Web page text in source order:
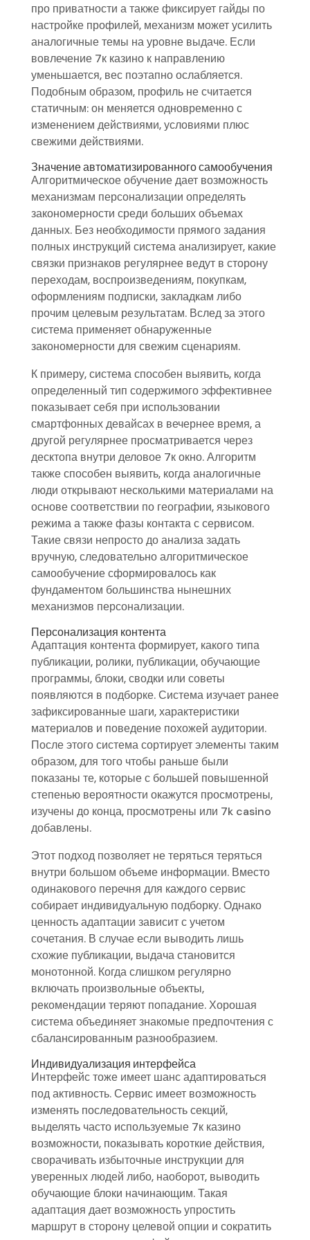
про приватности а также фиксирует гайды по
настройке профилей, механизм может усилить
аналогичные темы на уровне выдаче. Если
вовлечение 7к казино к направлению
уменьшается, вес поэтапно ослабляется.
Подобным образом, профиль не считается
статичным: он меняется одновременно с
изменением действиями, условиями плюс
свежими действиями.
Значение автоматизированного самообучения
Алгоритмическое обучение дает возможность
механизмам персонализации определять
закономерности среди больших объемах
данных. Без необходимости прямого задания
полных инструкций система анализирует, какие
связки признаков регулярнее ведут в сторону
переходам, воспроизведениям, покупкам,
оформлениям подписки, закладкам либо
прочим целевым результатам. Вслед за этого
система применяет обнаруженные
закономерности для свежим сценариям.
К примеру, система способен выявить, когда
определенный тип содержимого эффективнее
показывает себя при использовании
смартфонных девайсах в вечернее время, а
другой регулярнее просматривается через
десктопа внутри деловое 7к окно. Алгоритм
также способен выявить, когда аналогичные
люди открывают несколькими материалами на
основе соответствии по географии, языкового
режима а также фазы контакта с сервисом.
Такие связи непросто до анализа задать
вручную, следовательно алгоритмическое
самообучение сформировалось как
фундаментом большинства нынешних
механизмов персонализации.
Персонализация контента
Адаптация контента формирует, какого типа
публикации, ролики, публикации, обучающие
программы, блоки, сводки или советы
появляются в подборке. Система изучает ранее
зафиксированные шаги, характеристики
материалов и поведение похожей аудитории.
После этого система сортирует элементы таким
образом, для того чтобы раньше были
показаны те, которые с большей повышенной
степенью вероятности окажутся просмотрены,
изучены до конца, просмотрены или 7k casino
добавлены.
Этот подход позволяет не теряться теряться
внутри большом объеме информации. Вместо
одинакового перечня для каждого сервис
собирает индивидуальную подборку. Однако
ценность адаптации зависит с учетом
сочетания. В случае если выводить лишь
схожие публикации, выдача становится
монотонной. Когда слишком регулярно
включать произвольные объекты,
рекомендации теряют попадание. Хорошая
система объединяет знакомые предпочтения с
сбалансированным разнообразием.
Индивидуализация интерфейса
Интерфейс тоже имеет шанс адаптироваться
под активность. Сервис имеет возможность
изменять последовательность секций,
выделять часто используемые 7к казино
возможности, показывать короткие действия,
сворачивать избыточные инструкции для
уверенных людей либо, наоборот, выводить
обучающие блоки начинающим. Такая
адаптация дает возможность упростить
маршрут в сторону целевой опции и сократить